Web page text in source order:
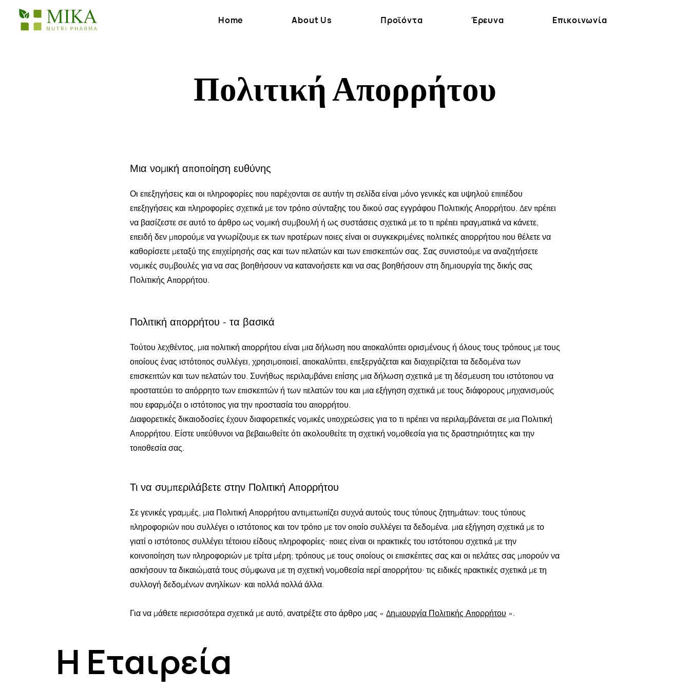
Home About Us Προϊόντα Έρευνα Επικοινωνία
Πολιτική Απορρήτου
Μια νομική αποποίηση ευθύνης
Οι επεξηγήσεις και οι πληροφορίες που παρέχονται σε αυτήν τη σελίδα είναι μόνο γενικές και υψηλού επιπέδου
επεξηγήσεις και πληροφορίες σχετικά με τον τρόπο σύνταξης του δικού σας εγγράφου Πολιτικής Απορρήτου. Δεν πρέπει
να βασίζεστε σε αυτό το άρθρο ως νομική συμβουλή ή ως συστάσεις σχετικά με το τι πρέπει πραγματικά να κάνετε,
επειδή δεν μπορούμε να γνωρίζουμε εκ των προτέρων ποιες είναι οι συγκεκριμένες πολιτικές απορρήτου που θέλετε να
καθορίσετε μεταξύ της επιχείρησής σας και των πελατών και των επισκεπτών σας. Σας συνιστούμε να αναζητήσετε
νομικές συμβουλές για να σας βοηθήσουν να κατανοήσετε και να σας βοηθήσουν στη δημιουργία της δικής σας
Πολιτικής Απορρήτου.
Πολιτική απορρήτου - τα βασικά
Τούτου λεχθέντος, μια πολιτική απορρήτου είναι μια δήλωση που αποκαλύπτει ορισμένους ή όλους τους τρόπους με τους
οποίους ένας ιστότοπος συλλέγει, χρησιμοποιεί, αποκαλύπτει, επεξεργάζεται και διαχειρίζεται τα δεδομένα των
επισκεπτών και των πελατών του. Συνήθως περιλαμβάνει επίσης μια δήλωση σχετικά με τη δέσμευση του ιστότοπου να
προστατεύει το απόρρητο των επισκεπτών ή των πελατών του και μια εξήγηση σχετικά με τους διάφορους μηχανισμούς
που εφαρμόζει ο ιστότοπος για την προστασία του απορρήτου.
Διαφορετικές δικαιοδοσίες έχουν διαφορετικές νομικές υποχρεώσεις για το τι πρέπει να περιλαμβάνεται σε μια Πολιτική
Απορρήτου. Είστε υπεύθυνοι να βεβαιωθείτε ότι ακολουθείτε τη σχετική νομοθεσία για τις δραστηριότητες και την
τοποθεσία σας.
Τι να συμπεριλάβετε στην Πολιτική Απορρήτου
Σε γενικές γραμμές, μια Πολιτική Απορρήτου αντιμετωπίζει συχνά αυτούς τους τύπους ζητημάτων: τους τύπους
πληροφοριών που συλλέγει ο ιστότοπος και τον τρόπο με τον οποίο συλλέγει τα δεδομένα. μια εξήγηση σχετικά με το
γιατί ο ιστότοπος συλλέγει τέτοιου είδους πληροφορίες· ποιες είναι οι πρακτικές του ιστότοπου σχετικά με την
κοινοποίηση των πληροφοριών με τρίτα μέρη; τρόπους με τους οποίους οι επισκέπτες σας και οι πελάτες σας μπορούν να
ασκήσουν τα δικαιώματά τους σύμφωνα με τη σχετική νομοθεσία περί απορρήτου· τις ειδικές πρακτικές σχετικά με τη
συλλογή δεδομένων ανηλίκων· και πολλά πολλά άλλα.
Για να μάθετε περισσότερα σχετικά με αυτό, ανατρέξτε στο άρθρο μας « Δημιουργία Πολιτικής Απορρήτου ».
Η Εταιρεία